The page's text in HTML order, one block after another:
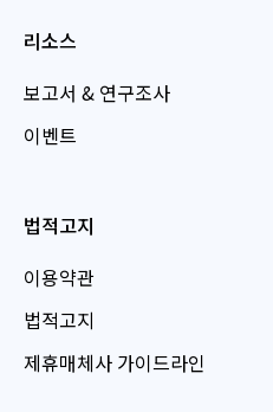
리소스
보고서 & 연구조사
이벤트
법적고지
이용약관
법적고지
제휴매체사 가이드라인